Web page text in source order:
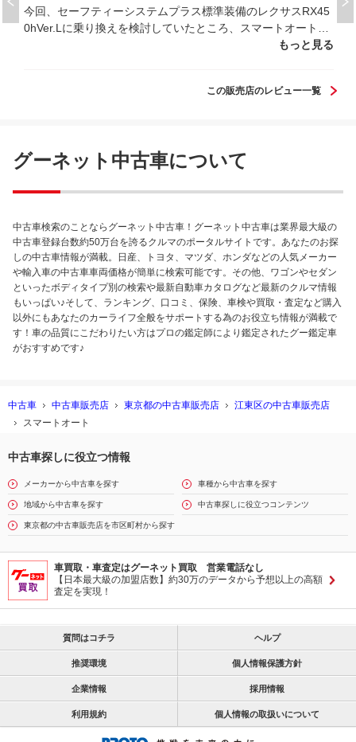
今回、セーフティーシステムプラス標準装備のレクサスRX45
0hVer.Lに乗り換えを検討していたところ、スマートオートさ
んに安全装備が備わったワンオーナー車が販売されたことを
にも頑張れる範囲だったこともあり、即決購入を決断しまし
オートスタッフの皆さん、お世話になりました、また、あり
もっと見る
この販売店のレビュー一覧
グーネット中古車について
中古車検索のことならグーネット中古車！グーネット中古車は業界最大級の
中古車登録台数約50万台を誇るクルマのポータルサイトです。あなたのお探
しの中古車情報が満載。日産、トヨタ、マツダ、ホンダなどの人気メーカー
や輸入車の中古車車両価格が簡単に検索可能です。その他、ワゴンやセダン
といったボディタイプ別の検索や最新自動車カタログなど最新のクルマ情報
もいっぱい♪そして、ランキング、口コミ、保険、車検や買取・査定など購入
以外にもあなたのカーライフ全般をサポートする為のお役立ち情報が満載で
す！車の品質にこだわりたい方はプロの鑑定師により鑑定されたグー鑑定車
がおすすめです♪
中古車 中古車販売店 東京都の中古車販売店
江東区の中古車販売店
スマートオート
中古車探しに役立つ情報
メーカーから中古車を探す 車種から中古車を探す
地域から中古車を探す 中古車探しに役立つコンテンツ
東京都の中古車販売店を市区町村から探す
車買取・車査定はグーネット買取 営業電話なし
【日本最大級の加盟店数】約30万のデータから予想以上の高額
査定を実現！
質問はコチラ ヘルプ
推奨環境 個人情報保護方針
企業情報 採用情報
利用規約 個人情報の取扱いについて